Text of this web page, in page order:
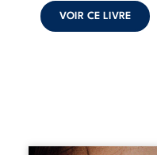
ouvrage ...
VOIR CE LIVRE